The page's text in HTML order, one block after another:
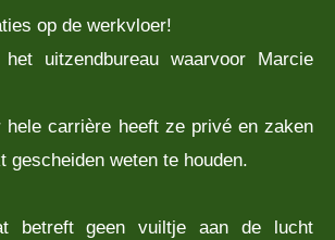
op de werkvloer!
uitzendbureau waarvoor Marcie
hele carrière heeft ze privé en zaken
gescheiden weten te houden.
betreft geen vuiltje aan de lucht